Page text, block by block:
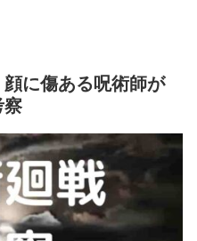
に傷ある呪術師が
察